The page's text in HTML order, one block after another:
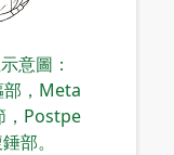
意圖：
，Meta
，Postpe
部。